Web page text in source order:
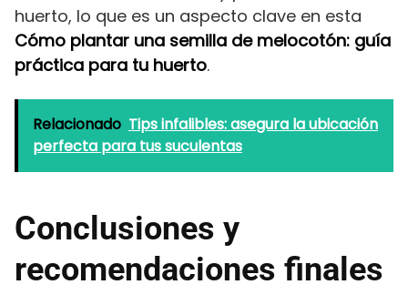
huerto, lo que es un aspecto clave en esta
Cómo plantar una semilla de melocotón: guía
práctica para tu huerto.
Relacionado Tips infalibles: asegura la ubicación
perfecta para tus suculentas
Conclusiones y
recomendaciones finales